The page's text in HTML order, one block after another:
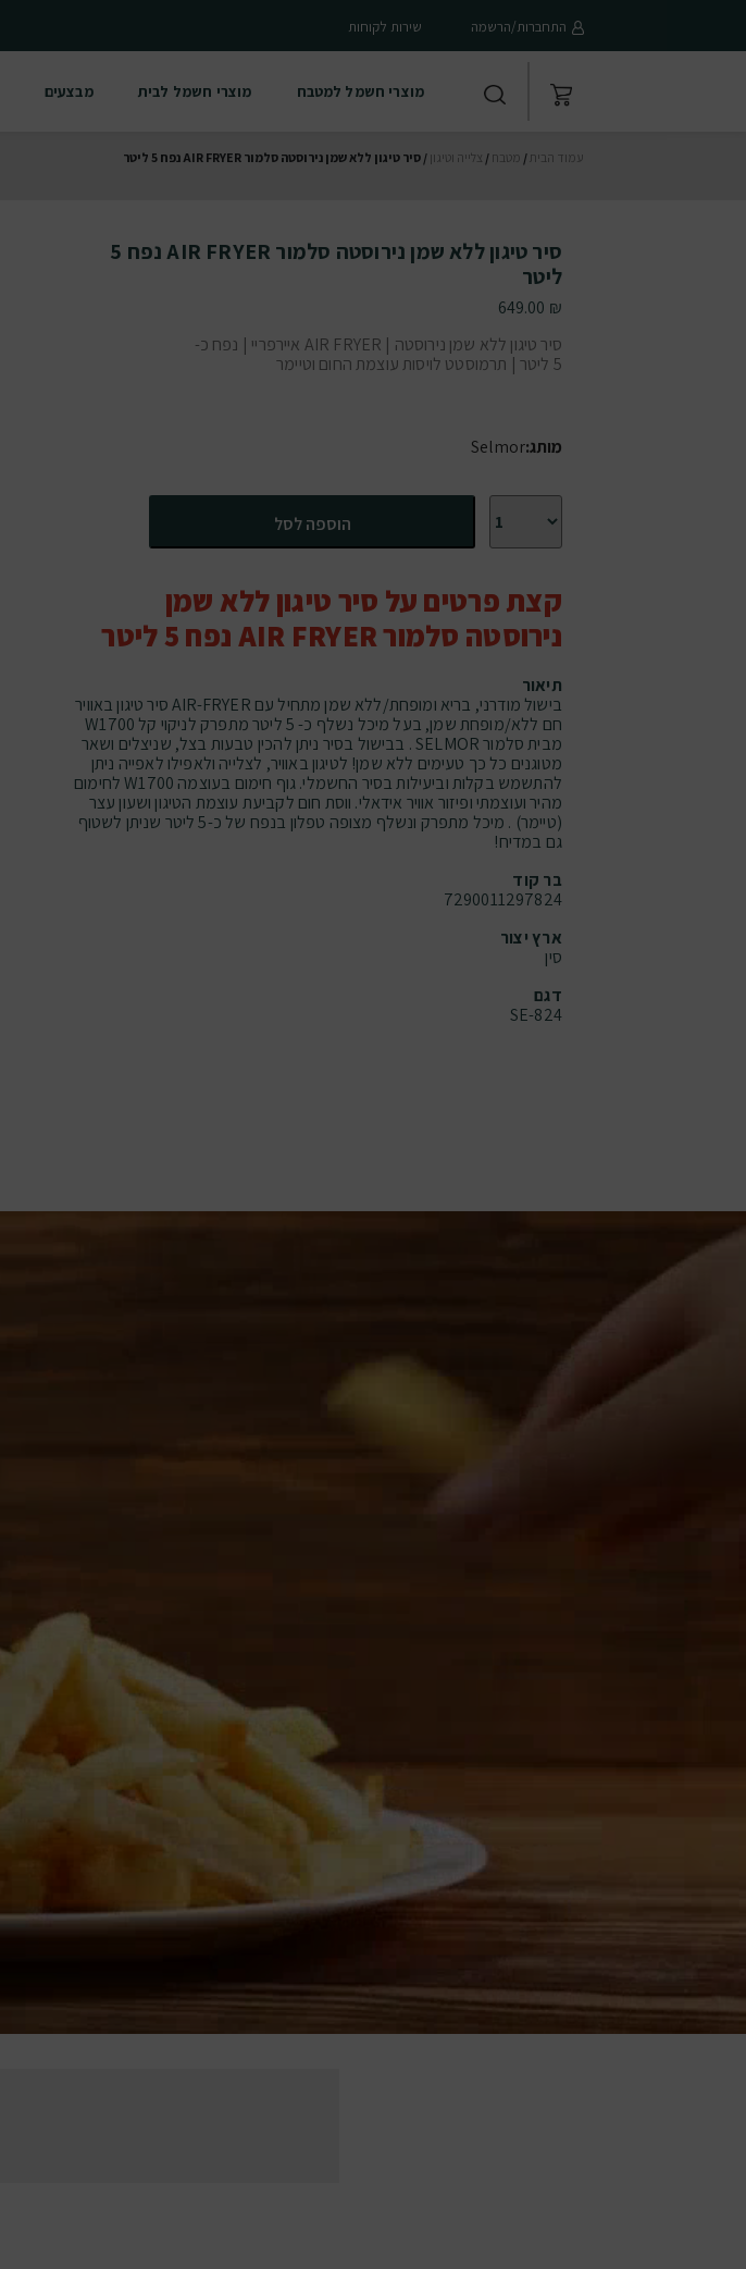
התחברות/הרשמה שירות לקוחות
מוצרי חשמל למטבח מוצרי חשמל לבית מבצעים
עמוד הבית / מטבח / צלייה וטיגון / סיר טיגון ללא שמן נירוסטה סלמור AIR FRYER נפח 5 ליטר
סיר טיגון ללא שמן נירוסטה סלמור AIR FRYER נפח 5
ליטר
649.00 ₪
סיר טיגון ללא שמן נירוסטה | AIR FRYER איירפריי | נפח כ-
5 ליטר | תרמוסטט לויסות עוצמת החום וטיימר
מותג:Selmor
הוספה לסל
קצת פרטים על סיר טיגון ללא שמן
נירוסטה סלמור AIR FRYER נפח 5 ליטר
תיאור
בישול מודרני, בריא ומופחת/ללא שמן מתחיל עם AIR-FRYER סיר טיגון באוויר
חם ללא/מופחת שמן, בעל מיכל נשלף כ- 5 ליטר מתפרק לניקוי קל W1700
מבית סלמור SELMOR . בבישול בסיר ניתן להכין טבעות בצל, שניצלים ושאר
מטוגנים כל כך טעימים ללא שמן! לטיגון באוויר, לצלייה ולאפילו לאפייה ניתן
להתשמש בקלות וביעילות בסיר החשמלי. גוף חימום בעוצמה W1700 לחימום
מהיר ועוצמתי ופיזור אוויר אידאלי. ווסת חום לקביעת עוצמת הטיגון ושעון עצר
(טיימר) . מיכל מתפרק ונשלף מצופה טפלון בנפח של כ-5 ליטר שניתן לשטוף
גם במדיח!
בר קוד
7290011297824
ארץ יצור
סין
דגם
SE-824